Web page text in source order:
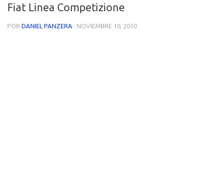
Fiat Linea Competizione
POR DANIEL PANZERA · NOVIEMBRE 10, 2010